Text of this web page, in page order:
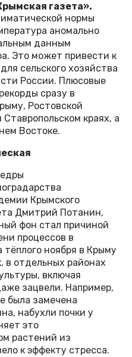
газета».
нормы
аномально
данным
Это может привести к
сельского хозяйства
России. Плюсовые
сразу в
Ростовской
краях, а
Востоке.
Крымского
Дмитрий Потанин,
фон стал причиной
процессов в
ноября в Крыму
в отдельных районах
включая
зацвели. Например,
была замечена
набухли почки у
это
растений из
к эффекту стресса.